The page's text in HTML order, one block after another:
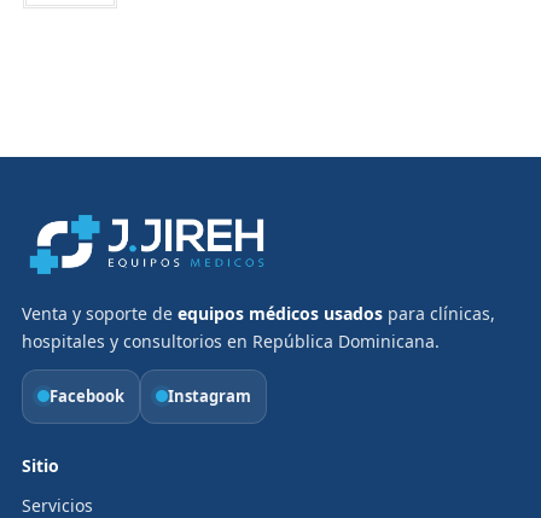
Venta y soporte de equipos médicos usadospara clínicas,
hospitales y consultorios en República Dominicana.
Facebook Instagram
Sitio
Servicios